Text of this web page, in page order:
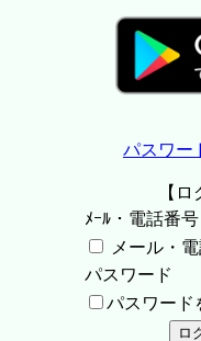
パスワー
【
ﾒｰﾙ・電話番号
メール・
パスワード
パスワード